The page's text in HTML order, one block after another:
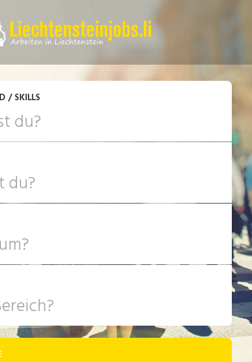
/ SKILLS
JETZT BEWERBEN